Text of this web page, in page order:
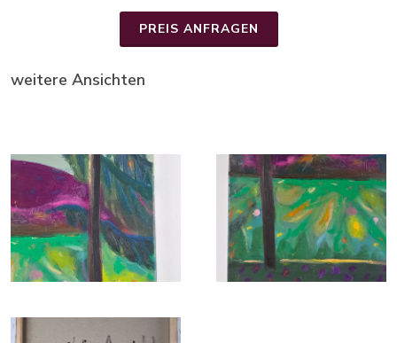
PREIS ANFRAGEN
weitere Ansichten